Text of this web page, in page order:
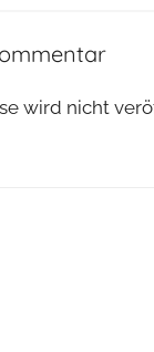
wird nicht